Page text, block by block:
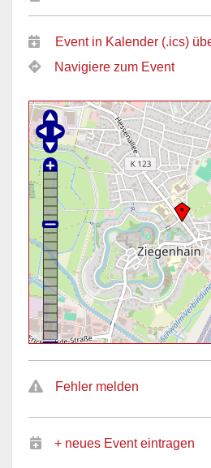
Event in Kalender (.ics)
Navigiere zum Event
Fehler melden
+ neues Event eintragen